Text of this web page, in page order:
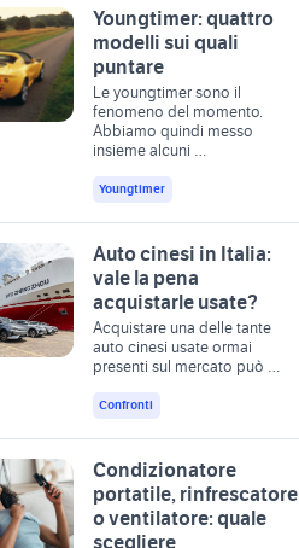
Youngtimer: quattro
modelli sui quali
puntare
Le youngtimer sono il
fenomeno del momento.
Abbiamo quindi messo
insieme alcuni …
Youngtimer
Auto cinesi in Italia:
vale la pena
acquistarle usate?
Acquistare una delle tante
auto cinesi usate ormai
presenti sul mercato può …
Confronti
Condizionatore
portatile, rinfrescatore
o ventilatore: quale
scegliere